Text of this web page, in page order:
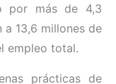
por más de 4,3
a 13,6 millones de
empleo total.
prácticas de